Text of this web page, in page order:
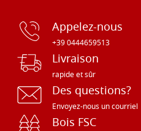
Appelez-nous
+39 0444659513
Livraison
rapide et sûr
Des questions?
Envoyez-nous un courriel
Bois FSC